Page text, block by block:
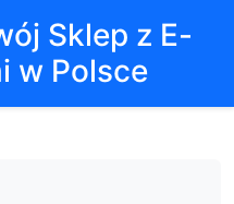
Sklep z E-
w Polsce